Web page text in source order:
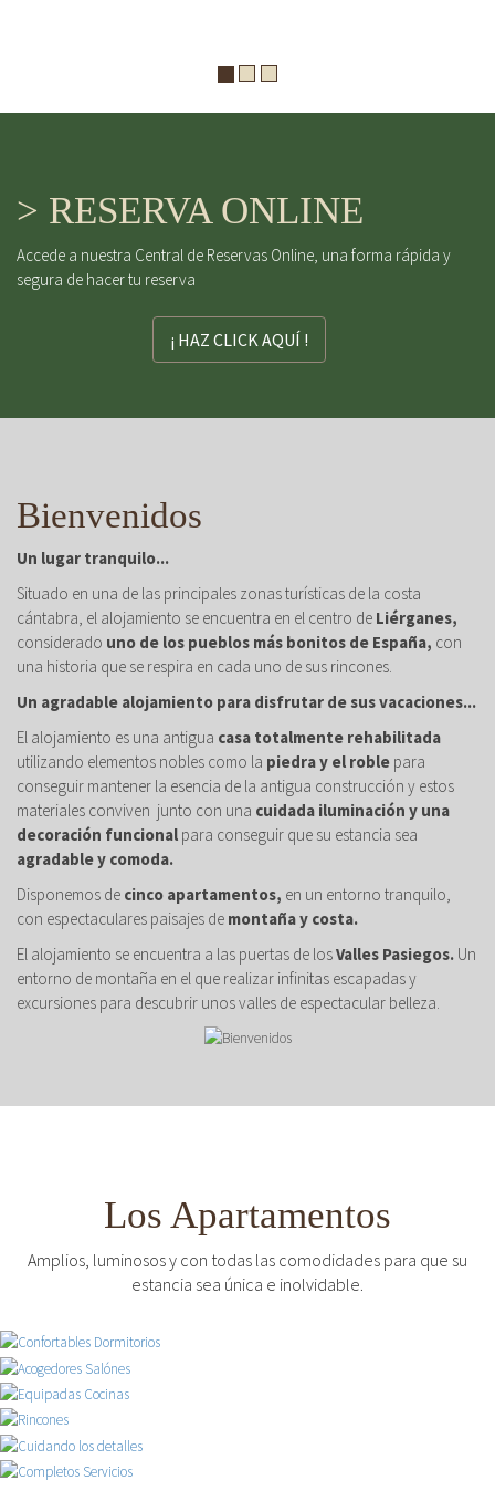
> RESERVA ONLINE
Accede a nuestra Central de Reservas Online, una forma rápida y
segura de hacer tu reserva
¡ HAZ CLICK AQUÍ !
Bienvenidos
Un lugar tranquilo...
Situado en una de las principales zonas turísticas de la costa
cántabra, el alojamiento se encuentra en el centro de Liérganes,
considerado uno de los pueblos más bonitos de España, con
una historia que se respira en cada uno de sus rincones.
Un agradable alojamiento para disfrutar de sus vacaciones...
El alojamiento es una antigua casa totalmente rehabilitada
utilizando elementos nobles como la piedra y el roble para
conseguir mantener la esencia de la antigua construcción y estos
materiales conviven junto con una cuidada iluminación y una
decoración funcional para conseguir que su estancia sea
agradable y comoda.
Disponemos de cinco apartamentos, en un entorno tranquilo,
con espectaculares paisajes de montaña y costa.
El alojamiento se encuentra a las puertas de losValles Pasiegos. Un
entorno de montaña en el que realizar infinitas escapadas y
excursiones para descubrir unos valles de espectacular belleza.
Los Apartamentos
Amplios, luminosos y con todas las comodidades para que su
estancia sea única e inolvidable.